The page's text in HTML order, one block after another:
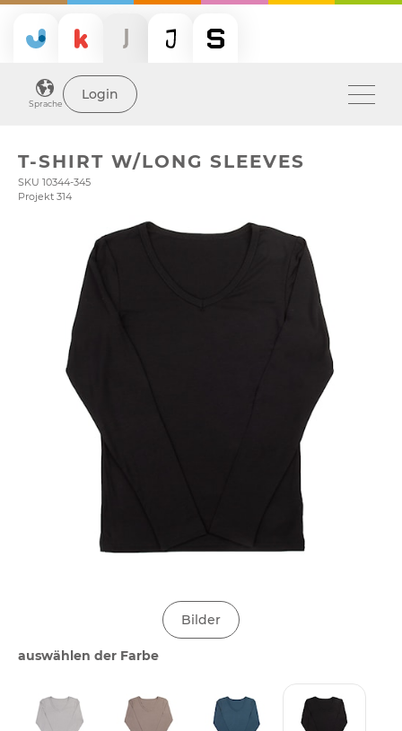
Sprache
Login
T-SHIRT W/LONG SLEEVES
SKU 10344-345
Projekt 314
Bilder
auswählen der Farbe